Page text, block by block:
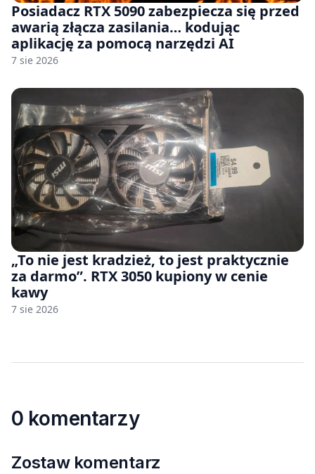
Posiadacz RTX 5090 zabezpiecza się przed
awarią złącza zasilania… kodując
aplikację za pomocą narzędzi AI
7 sie 2026
„To nie jest kradzież, to jest praktycznie
za darmo”. RTX 3050 kupiony w cenie
kawy
7 sie 2026
0 komentarzy
Zostaw komentarz